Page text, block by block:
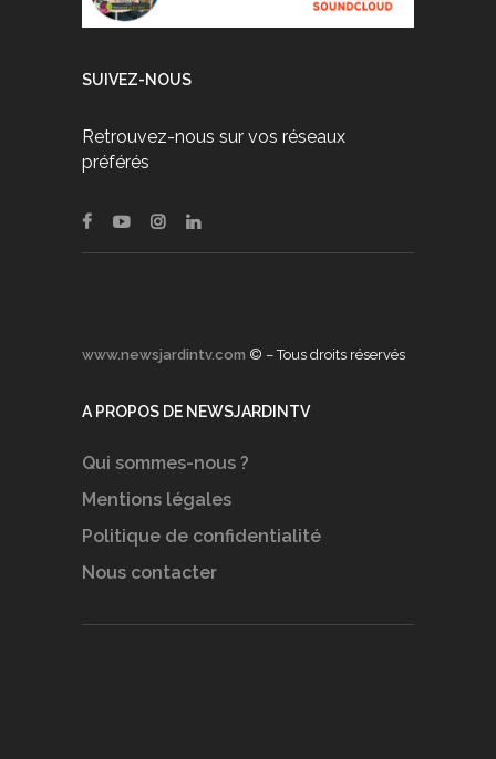
SUIVEZ-NOUS
Retrouvez-nous sur vos réseaux
préférés
www.newsjardintv.com © – Tous droits réservés
A PROPOS DE NEWSJARDINTV
Qui sommes-nous ?
Mentions légales
Politique de confidentialité
Nous contacter